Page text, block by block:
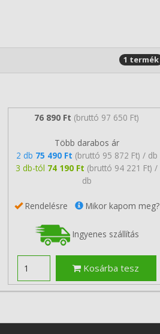
1 termék
76 890 Ft (bruttó 97 650 Ft)
Több darabos ár
2 db 75 490 Ft (bruttó 95 872 Ft) / db
3 db-tól 74 190 Ft (bruttó 94 221 Ft) /
db
Rendelésre Mikor kapom meg?
Ingyenes szállítás
Kosárba tesz